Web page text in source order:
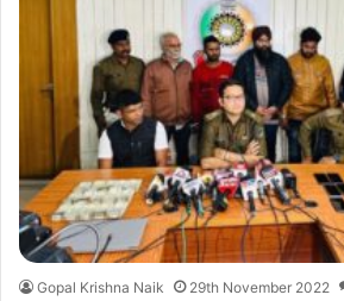
Gopal Krishna Naik 29th November 2022